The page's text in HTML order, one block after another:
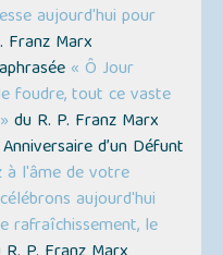
aujourd'hui pour
Franz Marx
« Ô Jour
foudre, tout ce vaste
du R. P. Franz Marx
d’un Défunt
à l'âme de votre
aujourd'hui
rafraîchissement, le